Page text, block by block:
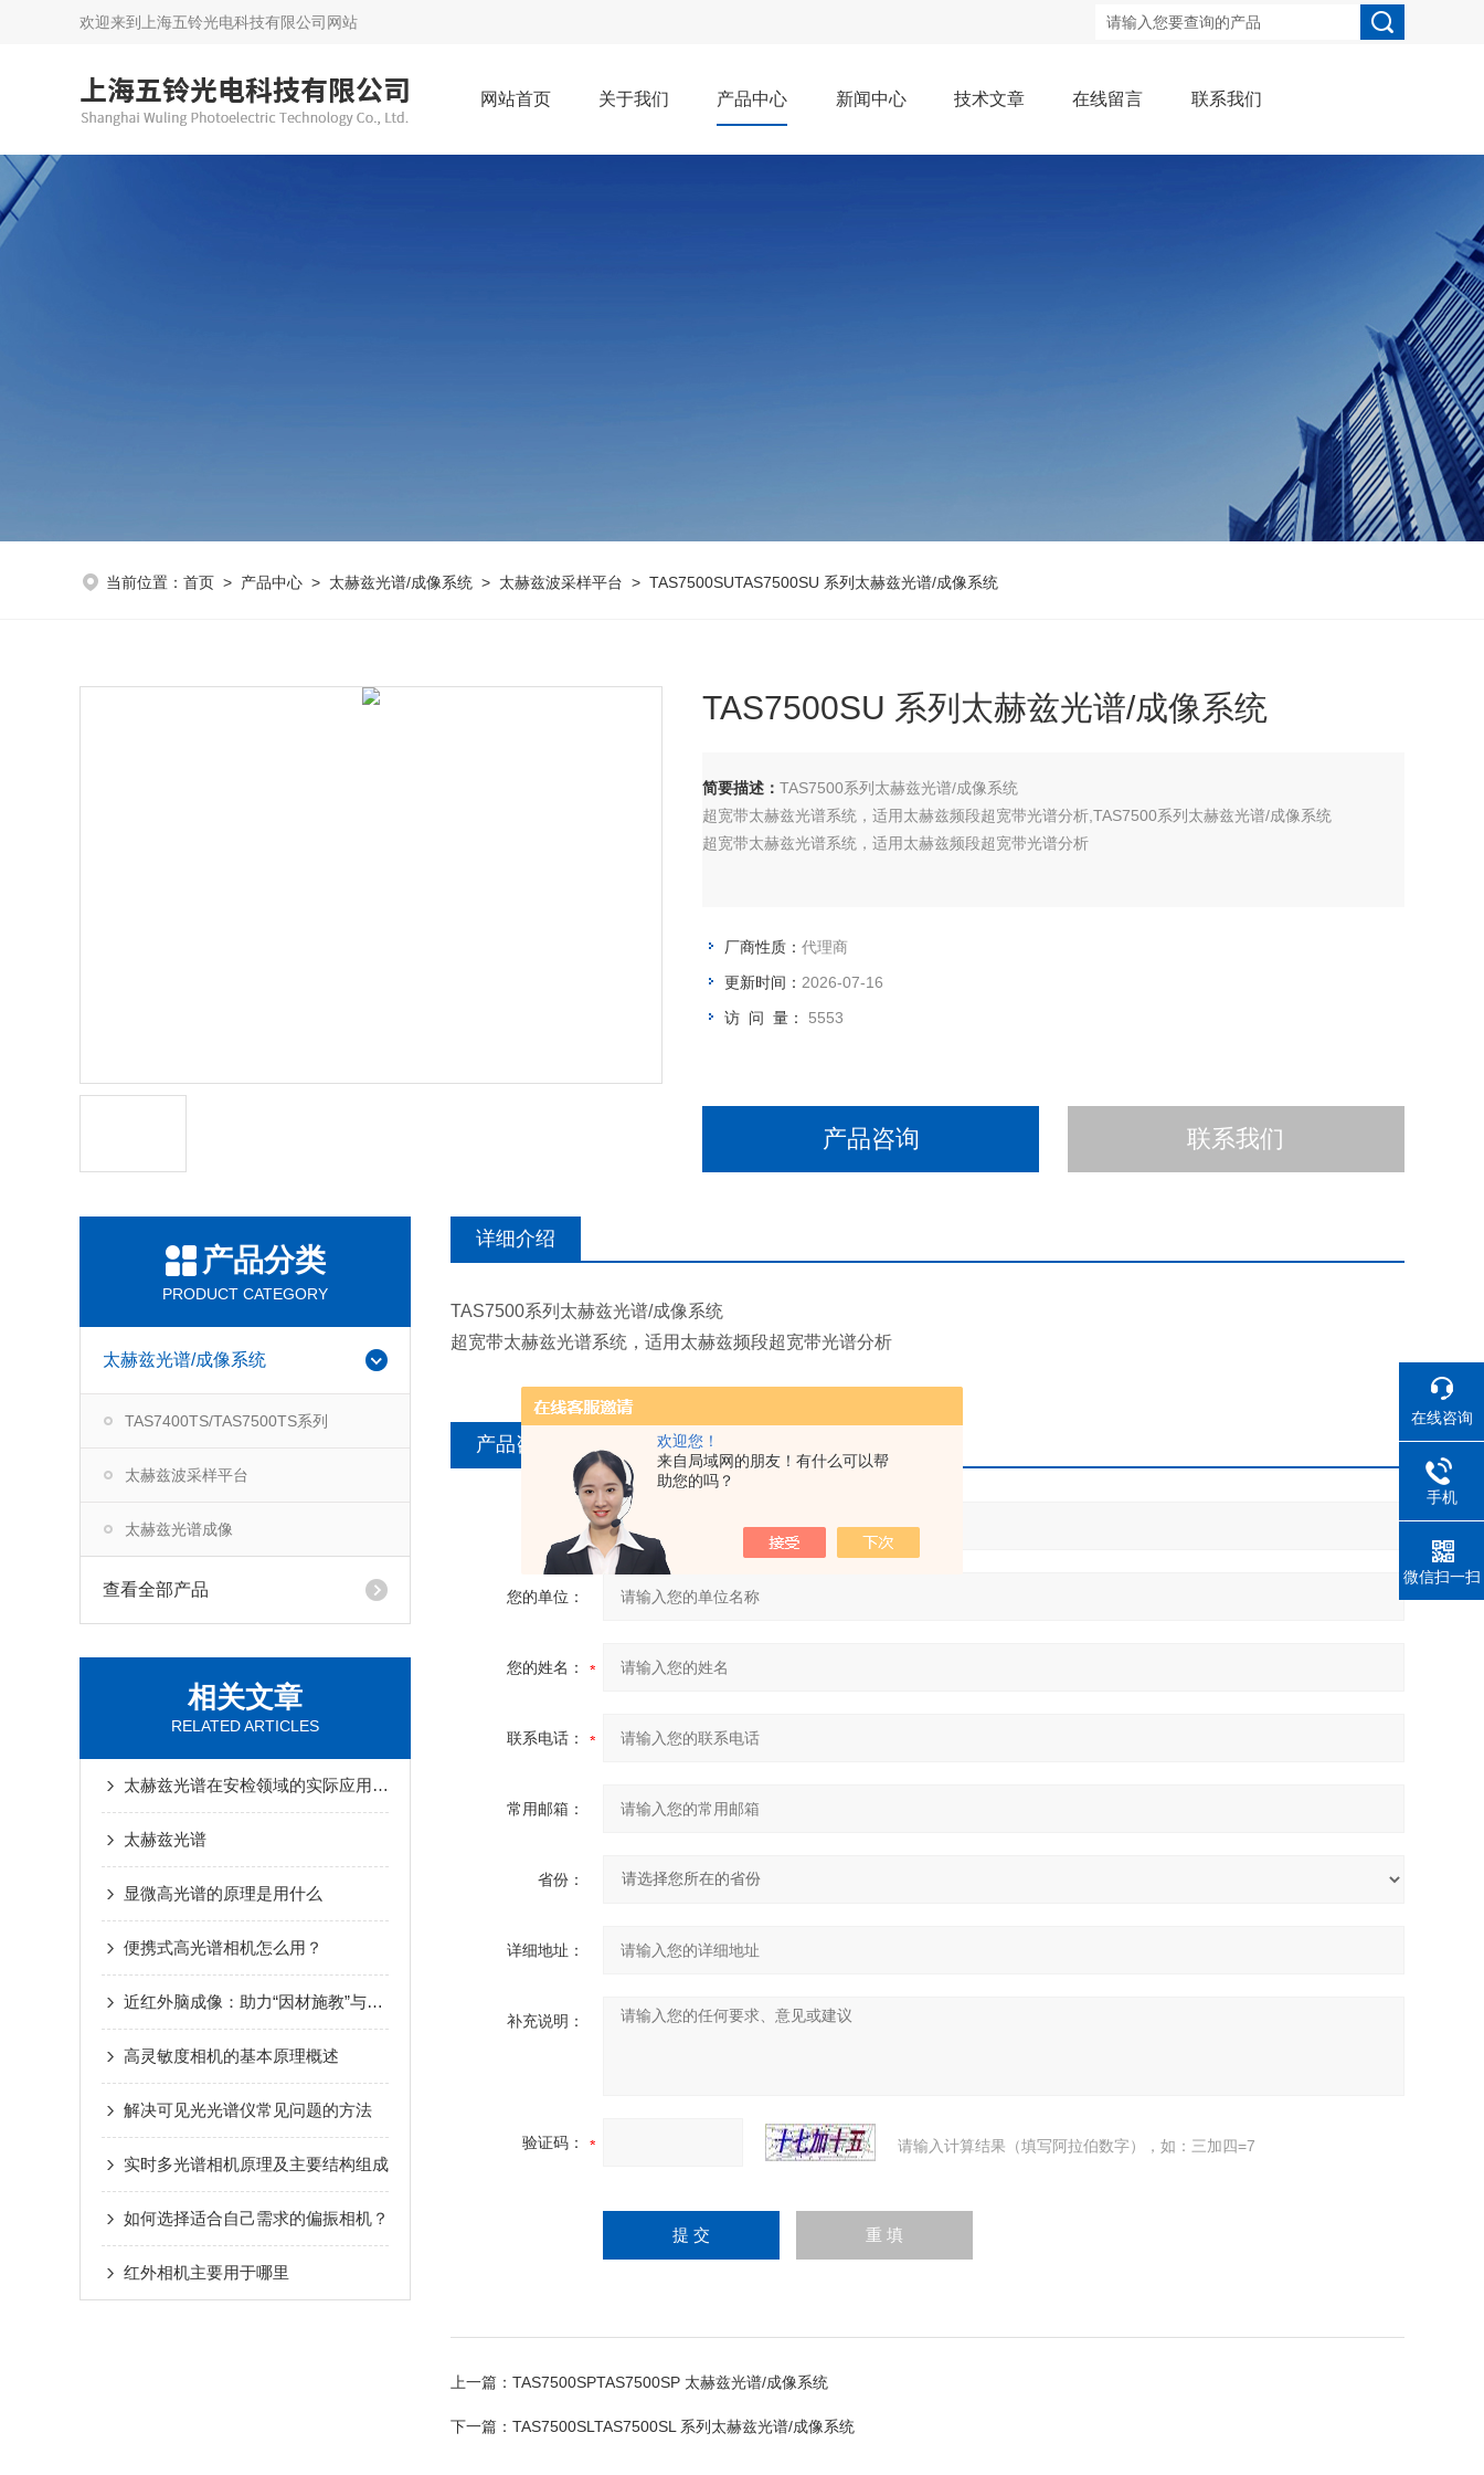
欢迎您！
来自局域网的朋友！有什么可以帮
助您的吗？
欢迎来到 上海五铃光电科技有限公司网站
网站首页 关于我们 产品中心 新闻中心 技术文章 在线留言 联系我们
当前位置： 首页 > 产品中心 > 太赫兹光谱/成像系统 > 太赫兹波采样平台 > TAS7500SUTAS7500SU 系列太赫兹光谱/成像系统
TAS7500SU 系列太赫兹光谱/成像系统
简要描述： TAS7500系列太赫兹光谱/成像系统
超宽带太赫兹光谱系统，适用太赫兹频段超宽带光谱分析,TAS7500系列太赫兹光谱/成像系统
超宽带太赫兹光谱系统，适用太赫兹频段超宽带光谱分析
厂商性质： 代理商
更新时间： 2026-07-16
访 问 量： 5553
产品咨询 联系我们
产品分类
PRODUCT CATEGORY
太赫兹光谱/成像系统
TAS7400TS/TAS7500TS系列
太赫兹波采样平台
太赫兹光谱成像
查看全部产品
相关文章
RELATED ARTICLES
太赫兹光谱在安检领域的实际应用与挑战
太赫兹光谱
显微高光谱的原理是用什么
便携式高光谱相机怎么用？
近红外脑成像：助力“因材施教”与学习困难干预的新工具
高灵敏度相机的基本原理概述
解决可见光光谱仪常见问题的方法
实时多光谱相机原理及主要结构组成
如何选择适合自己需求的偏振相机？
红外相机主要用于哪里
详细介绍
TAS7500系列太赫兹光谱/成像系统
超宽带太赫兹光谱系统，适用太赫兹频段超宽带光谱分析
产品咨询
您的单位：
您的姓名：
联系电话：
常用邮箱：
省份：
详细地址：
补充说明：
验证码： 请输入计算结果（填写阿拉伯数字），如：三加四=7
上一篇： TAS7500SPTAS7500SP 太赫兹光谱/成像系统
下一篇： TAS7500SLTAS7500SL 系列太赫兹光谱/成像系统
在线咨询
手机
微信扫一扫